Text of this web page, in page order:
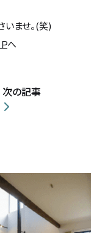
ませ。(笑)
へ
次の記事